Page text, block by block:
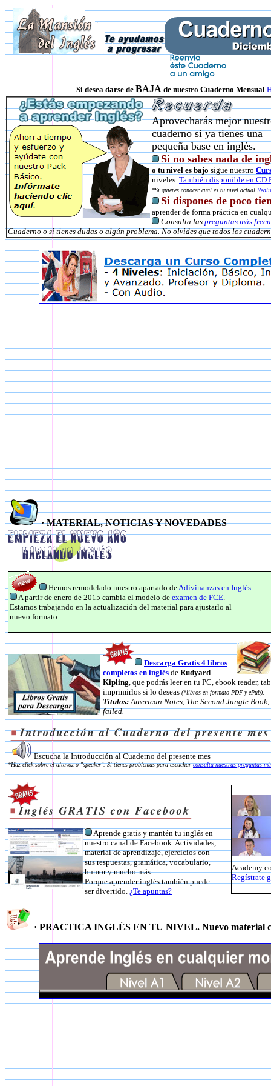
Si desea darse deBAJAde nuestro Cuaderno Mensual
Aprovecharás mejor
cuaderno si ya tienes una
pequeña base en inglés.
Si no sabes nada de
o tu nivel es bajo sigue nuestro
niveles. También disponible en CD
*Si quieres conocer cual es tu nivel actual
Si dispones de poco
aprender de forma práctica en
Consulta las preguntas más
Cuaderno o si tienes dudas o algún problema. No olvides que todos los
· MATERIAL, NOTICIAS Y NOVEDADES
Hemos remodelado nuestro apartado deAdivinanzas en Inglés.
A partir de enero de 2015 cambia el modelo de examen de FCE.
Estamos trabajando en la actualización del material para ajustarlo al
nuevo formato.
Descarga Gratis 4 libros
completos en inglés de Rudyard
Kipling, que podrás leer en tu PC, ebook reader,
imprimirlos si lo deseas (*libros en formato PDF y ePub)
Títulos:American Notes, The Second Jungle
failed.
Escucha la Introducción al Cuaderno del presente mes
*Haz click sobre el altavoz o "speaker". Si tienes problemas para escucharconsulta nuestras preguntas
Aprende gratis y mantén tu inglés en
nuestro canal de Facebook. Actividades,
material de aprendizaje, ejercicios con
sus respuestas, gramática, vocabulario,
humor y mucho más...
Porque aprender inglés también puede
ser divertido. ¿Te apuntas?
Academy
Regístrate
· PRACTICA INGLÉS EN TU NIVEL. Nuevo material